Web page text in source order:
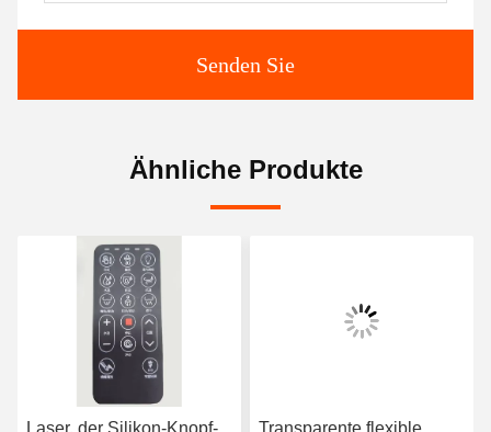
Senden Sie
Ähnliche Produkte
Laser, der Silikon-Knopf-
Transparente flexible